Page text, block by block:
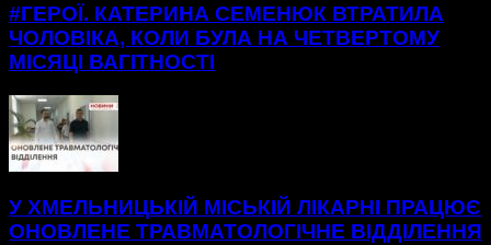
#ГЕРОЇ. КАТЕРИНА СЕМЕНЮК ВТРАТИЛА
ЧОЛОВІКА, КОЛИ БУЛА НА ЧЕТВЕРТОМУ
МІСЯЦІ ВАГІТНОСТІ
У ХМЕЛЬНИЦЬКІЙ МІСЬКІЙ ЛІКАРНІ ПРАЦЮЄ
ОНОВЛЕНЕ ТРАВМАТОЛОГІЧНЕ ВІДДІЛЕННЯ